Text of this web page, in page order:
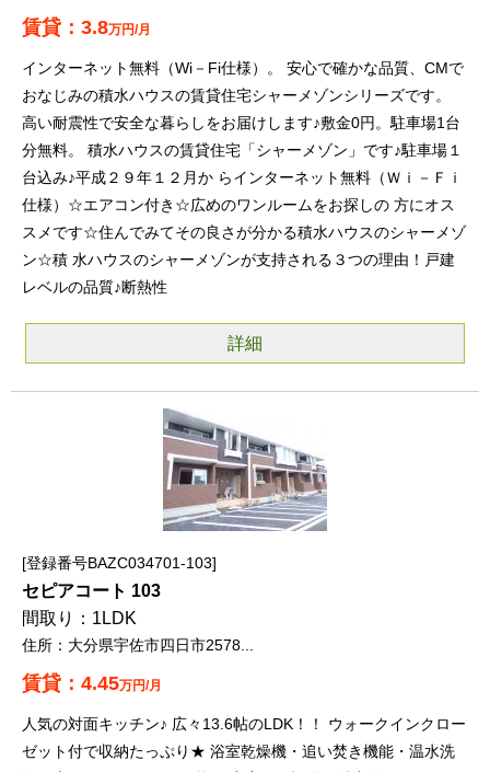
3.8万円/月
インターネット無料（Wi－Fi仕様）。 安心で確かな品質、CMで
おなじみの積水ハウスの賃貸住宅シャーメゾンシリーズです。
高い耐震性で安全な暮らしをお届けします♪敷金0円。駐車場1台
分無料。 積水ハウスの賃貸住宅「シャーメゾン」です♪駐車場１
台込み♪平成２９年１２月か らインターネット無料（Ｗｉ－Ｆｉ
仕様）☆エアコン付き☆広めのワンルームをお探しの 方にオス
スメです☆住んでみてその良さが分かる積水ハウスのシャーメゾ
ン☆積 水ハウスのシャーメゾンが支持される３つの理由！戸建
レベルの品質♪断熱性
詳細
登録番号BAZC034701-103
セピアコート 103
1LDK
大分県宇佐市四日市2578...
4.45万円/月
人気の対面キッチン♪ 広々13.6帖のLDK！！ ウォークインクロー
ゼット付で収納たっぷり★ 浴室乾燥機・追い焚き機能・温水洗